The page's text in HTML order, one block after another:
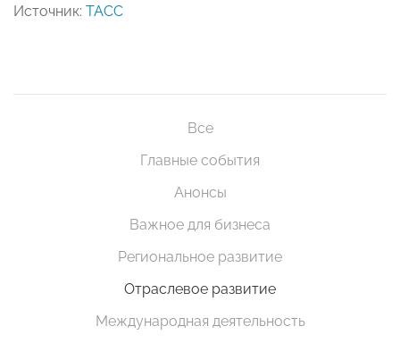
Источник: ТАСС
Все
Главные события
Анонсы
Важное для бизнеса
Региональное развитие
Отраслевое развитие
Международная деятельность